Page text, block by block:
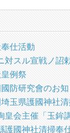
仕活動
対スル宣戦ノ詔
皇例祭
國防研究會のお
埼玉県護國神社
皇会主催「玉鉾
護國神社清掃奉